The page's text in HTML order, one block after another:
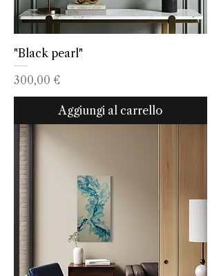
"Black pearl"
Prezzo
300,00 €
Aggiungi al carrello